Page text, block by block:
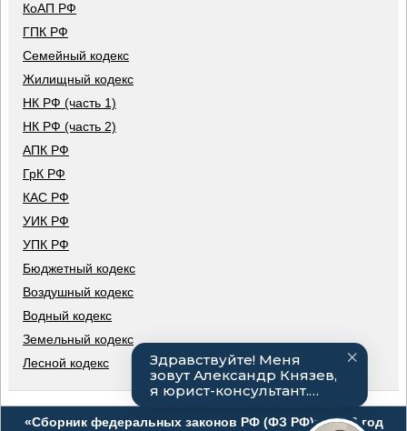
КоАП РФ
ГПК РФ
Семейный кодекс
Жилищный кодекс
НК РФ (часть 1)
НК РФ (часть 2)
АПК РФ
ГрК РФ
КАС РФ
УИК РФ
УПК РФ
Бюджетный кодекс
Воздушный кодекс
Водный кодекс
Земельный кодекс
Лесной кодекс
«Сборник федеральных законов РФ (ФЗ РФ)», 2026 год